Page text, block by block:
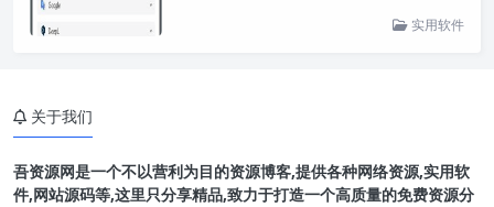
实用软件
关于我们
吾资源网是一个不以营利为目的资源博客,提供各种网络资源,实用软
件,网站源码等,这里只分享精品,致力于打造一个高质量的免费资源分